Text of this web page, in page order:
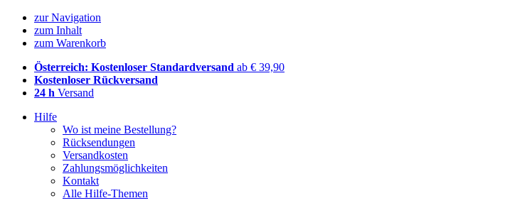
zur Navigation
zum Inhalt
zum Warenkorb
Österreich: Kostenloser Standardversand ab € 39,90
Kostenloser Rückversand
24 h Versand
Hilfe
Wo ist meine Bestellung?
Rücksendungen
Versandkosten
Zahlungsmöglichkeiten
Kontakt
Alle Hilfe-Themen